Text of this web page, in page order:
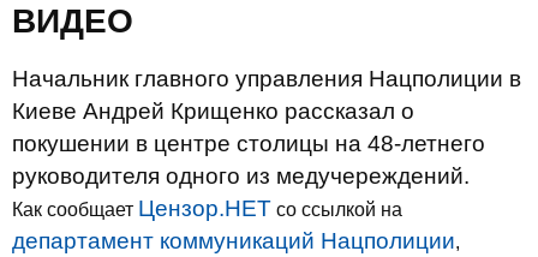
ВИДЕО
Начальник главного управления Нацполиции в
Киеве Андрей Крищенко рассказал о
покушении в центре столицы на 48-летнего
руководителя одного из медучереждений.
Как сообщает Цензор.НЕТ со ссылкой на
департамент коммуникаций Нацполиции,